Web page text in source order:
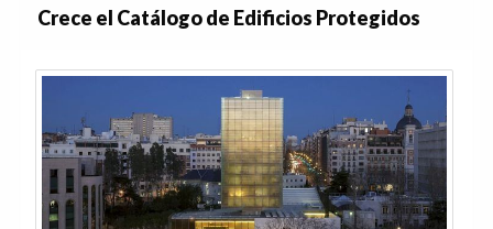
Crece el Catálogo de Edificios Protegidos